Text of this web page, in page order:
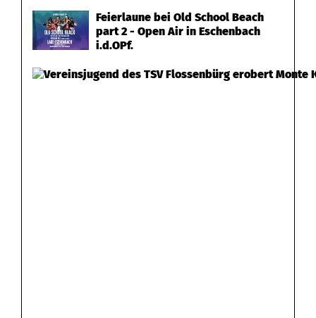
Feierlaune bei Old School Beach
part 2 - Open Air in Eschenbach
i.d.OPf.